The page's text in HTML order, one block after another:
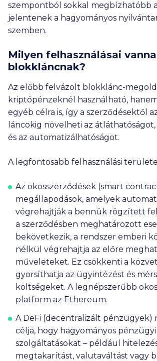
szempontból sokkal megbízhatóbb
jelentenek a hagyományos
szemben.
Milyen felhasználásai
blokkláncnak?
Az előbb felvázolt blokklánc-
kriptópénzeknél használható,
egyéb célra is, így a szerződésektől
láncokig növelheti az
és az automatizálhatóságot.
A legfontosabb felhasználási
Az okosszerződések (smart
megállapodások, amelyek
végrehajtják a bennük rögzített
a szerződésben meghatározott
bekövetkezik, a rendszer emberi
nélkül végrehajtja az előre
műveleteket. Ez csökkenti a
gyorsíthatja az ügyintézést és
költségeket. A legnépszerűbb
platform az Ethereum.
A DeFi (decentralizált pénzügyek)
célja, hogy hagyományos pénzügyi
szolgáltatásokat – például
megtakarítást, valutaváltást vagy